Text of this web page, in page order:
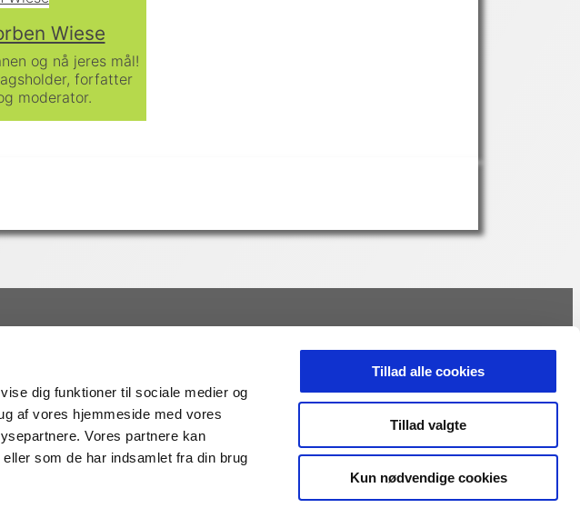
dig funktioner til sociale medier og
af vores hjemmeside med vores
Vores partnere kan
som de har indsamlet fra din brug
Tillad alle cookies
Tillad valgte
Kun nødvendige cookies
Wiese
og nå jeres mål!
forfatter
moderator.
Kretz
Lyngsø
Sonne
Vælg det rigtige foredrag
Gode foredragsholdere
Privatlivspolitik